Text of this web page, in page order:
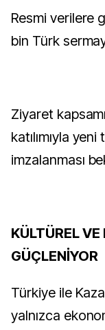
Resmi verilere
bin Türk
Ziyaret
katılımıyla
imzalanması
KÜLTÜREL
GÜÇLENİYOR
Türkiye ile
yalnızca